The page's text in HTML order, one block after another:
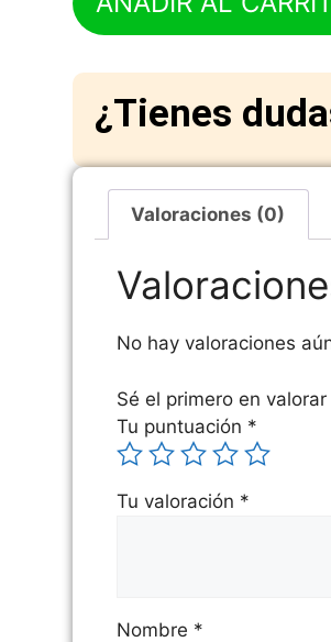
¿Tienes
Valoraciones (0)
No hay valoraciones
Sé el primero en valorar
Tu puntuación *
Tu valoración *
Nombre *